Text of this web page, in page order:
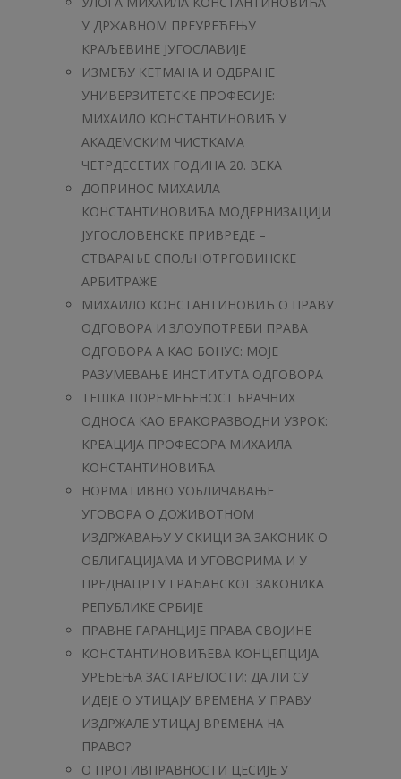
У ДРЖАВНОМ ПРЕУРЕЂЕЊУ
КРАЉЕВИНЕ ЈУГОСЛАВИЈЕ
ИЗМЕЂУ КЕТМАНА И ОДБРАНЕ
УНИВЕРЗИТЕТСКЕ ПРОФЕСИЈЕ:
МИХАИЛО КОНСТАНТИНОВИЋ У
АКАДЕМСКИМ ЧИСТКАМА
ЧЕТРДЕСЕТИХ ГОДИНА 20. ВЕКА
ДОПРИНОС МИХАИЛА
КОНСТАНТИНОВИЋА МОДЕРНИЗАЦИЈИ
ЈУГОСЛОВЕНСКЕ ПРИВРЕДЕ –
СТВАРАЊЕ СПОЉНОТРГОВИНСКЕ
АРБИТРАЖЕ
МИХАИЛО КОНСТАНТИНОВИЋ О ПРАВУ
ОДГОВОРА И ЗЛОУПОТРЕБИ ПРАВА
ОДГОВОРА А КАО БОНУС: МОЈЕ
РАЗУМЕВАЊЕ ИНСТИТУТА ОДГОВОРА
ТЕШКА ПОРЕМЕЋЕНОСТ БРАЧНИХ
ОДНОСА КАО БРАКОРАЗВОДНИ УЗРОК:
КРЕАЦИЈА ПРОФЕСОРА МИХАИЛА
КОНСТАНТИНОВИЋА
НОРМАТИВНО УОБЛИЧАВАЊЕ
УГОВОРА О ДОЖИВОТНОМ
ИЗДРЖАВАЊУ У СКИЦИ ЗА ЗАКОНИК O
ОБЛИГАЦИЈАМА И УГОВОРИМА И У
ПРЕДНАЦРТУ ГРАЂАНСКОГ ЗАКОНИКА
РЕПУБЛИКЕ СРБИЈЕ
ПРАВНЕ ГАРАНЦИЈЕ ПРАВА СВОЈИНЕ
КОНСТАНТИНОВИЋЕВА КОНЦЕПЦИЈА
УРЕЂЕЊА ЗАСТАРЕЛОСТИ: ДА ЛИ СУ
ИДЕЈЕ О УТИЦАЈУ ВРЕМЕНА У ПРАВУ
ИЗДРЖАЛЕ УТИЦАЈ ВРЕМЕНА НА
ПРАВО?
О ПРОТИВПРАВНОСТИ ЦЕСИЈЕ У